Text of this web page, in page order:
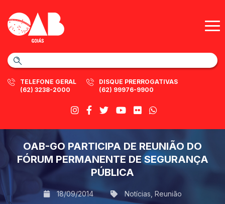
TELEFONE GERAL
(62) 3238-2000
DISQUE PRERROGATIVAS
(62) 99976-9900
OAB-GO PARTICIPA DE REUNIÃO DO
FÓRUM PERMANENTE DE SEGURANÇA
PÚBLICA
18/09/2014 Notícias Reunião